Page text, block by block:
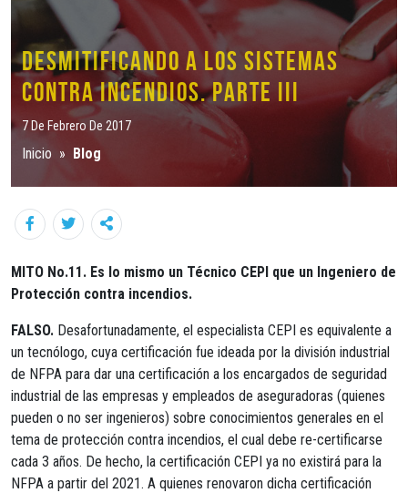
Desmitificando a los sistemas
contra incendios. Parte III
7 De Febrero De 2017
Inicio » Blog
MITO No.11. Es lo mismo un Técnico CEPI que un Ingeniero de
Protección contra incendios.
FALSO. Desafortunadamente, el especialista CEPI es equivalente a
un tecnólogo, cuya certificación fue ideada por la división industrial
de NFPA para dar una certificación a los encargados de seguridad
industrial de las empresas y empleados de aseguradoras (quienes
pueden o no ser ingenieros) sobre conocimientos generales en el
tema de protección contra incendios, el cual debe re-certificarse
cada 3 años. De hecho, la certificación CEPI ya no existirá para la
NFPA a partir del 2021. A quienes renovaron dicha certificación